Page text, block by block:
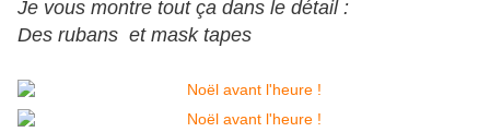
Je vous montre tout ça dans le détail :
Des rubans et mask tapes